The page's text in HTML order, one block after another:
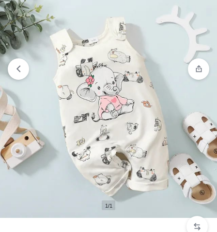
Comparar
“Pijama de 3 piezas diseño de pavo” ha sido
añadido a la lista de comparación
1/1